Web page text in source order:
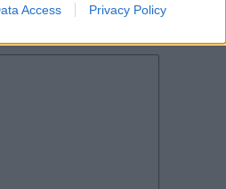
Access Privacy Policy